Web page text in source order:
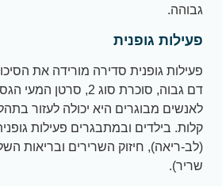
גבוהה.
פעילות גופנית
פעילות גופנית סדירה מורידה את
דם גבוה, סוכרת סוג
לאנשים מבוגרים היא יכולה לעזור
קלות. בילדים ובמתבגרים פעילות
(לב-ריאה), חיזוק השרירים ובריאות
שריר).